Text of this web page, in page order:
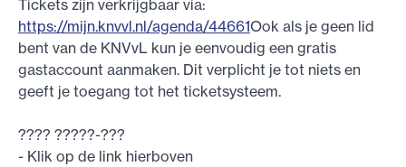
Tickets zijn verkrijgbaar via:
https://mijn.knvvl.nl/agenda/44661Ook als je geen lid
bent van de KNVvL kun je eenvoudig een gratis
gastaccount aanmaken. Dit verplicht je tot niets en
geeft je toegang tot het ticketsysteem.
???? ?????-???
- Klik op de link hierboven